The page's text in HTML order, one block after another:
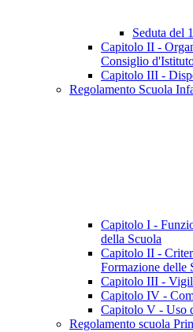
Seduta del
Capitolo II -
Consiglio
Capitolo III -
Regolamento Scuola
Capitolo I -
della Scuola
Capitolo II -
Formazione delle
Capitolo III -
Capitolo IV -
Capitolo V - Uso
Regolamento scuola